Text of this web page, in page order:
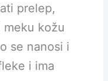
prelep,
kožu
se nanosi i
i ima